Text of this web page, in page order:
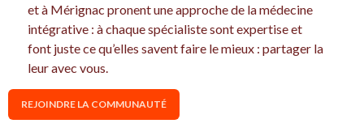
et à Mérignac pronent une approche de la médecine
intégrative : à chaque spécialiste sont expertise et
font juste ce qu’elles savent faire le mieux : partager la
leur avec vous.
REJOINDRE LA COMMUNAUTÉ